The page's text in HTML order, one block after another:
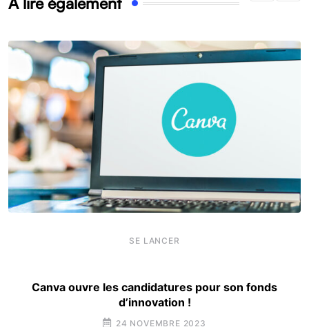
SE LANCER
Canva ouvre les candidatures pour son fonds
d’innovation !
24 NOVEMBRE 2023